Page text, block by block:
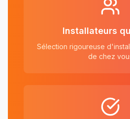
Installateurs
Sélection rigoureuse
de chez